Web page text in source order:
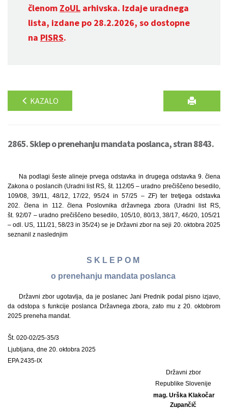
členom ZoUL arhivska. Izdaje uradnega
lista, izdane po 28.2.2026, so dostopne
na PISRS.
KAZALO
2865. Sklep o prenehanju mandata poslanca, stran 8843.
Na podlagi šeste alineje prvega odstavka in drugega odstavka 9. člena
Zakona o poslancih (Uradni list RS, št. 112/05 – uradno prečiščeno besedilo,
109/08, 39/11, 48/12, 17/22, 95/24 in 57/25 – ZF) ter tretjega odstavka
202. člena in 112. člena Poslovnika državnega zbora (Uradni list RS,
št. 92/07 – uradno prečiščeno besedilo, 105/10, 80/13, 38/17, 46/20, 105/21
– odl. US, 111/21, 58/23 in 35/24) se je Državni zbor na seji 20. oktobra 2025
seznanil z naslednjim
S K L E P O M
o prenehanju mandata poslanca
Državni zbor ugotavlja, da je poslanec Jani Prednik podal pisno izjavo,
da odstopa s funkcije poslanca Državnega zbora, zato mu z 20. oktobrom
2025 preneha mandat.
Št. 020-02/25-35/3
Ljubljana, dne 20. oktobra 2025
EPA 2435-IX
Državni zbor
Republike Slovenije
mag. Urška Klakočar
Zupančič